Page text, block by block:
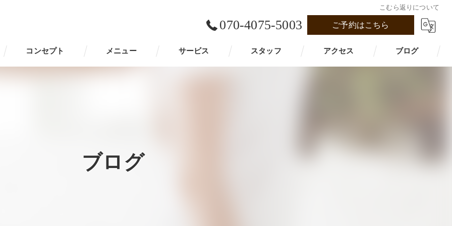
こむら返りについて
070-4075-5003 ご予約はこちら
コンセプト メニュー サービス スタッフ アクセス ブログ
ブログ